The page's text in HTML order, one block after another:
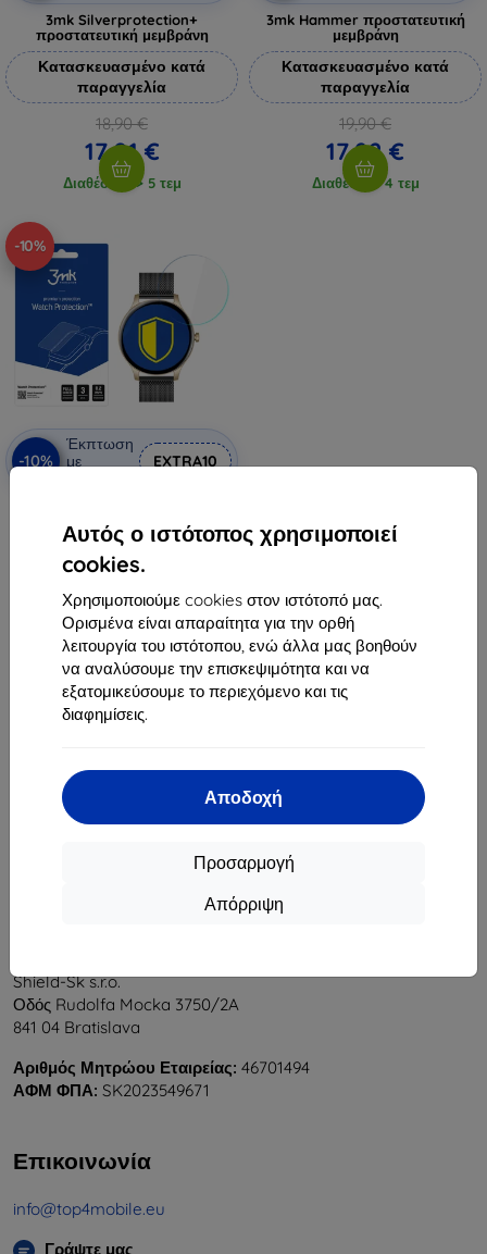
Αυτός ο ιστότοπος χρησιμοποιεί
cookies.
Χρησιμοποιούμε cookies στον ιστότοπό μας.
Ορισμένα είναι απαραίτητα για την ορθή
λειτουργία του ιστότοπου, ενώ άλλα μας βοηθούν
να αναλύσουμε την επισκεψιμότητα και να
εξατομικεύσουμε το περιεχόμενο και τις
διαφημίσεις.
Αποδοχή
Προσαρμογή
Απόρριψη
3mk Silverprotection+
προστατευτική μεμβράνη
Κατασκευασμένο κατά
παραγγελία
18,90 €
17,01 €
Διαθέσιμο > 5 τεμ
3mk Hammer προστατευτική
μεμβράνη
Κατασκευασμένο κατά
παραγγελία
19,90 €
17,92 €
Διαθέσιμο 4 τεμ
-10%
-10%
Έκπτωση
με
EXTRA10
ARC Garett Classy Watch
Fullscreen
10,90 €
Διαθέσιμο > 5 τεμ
1
Shield-Sk s.r.o.
Οδός Rudolfa Mocka 3750/2A
841 04 Bratislava
Αριθμός Μητρώου Εταιρείας: 46701494
ΑΦΜ ΦΠΑ: SK2023549671
Επικοινωνία
info@top4mobile.eu
Γράψτε μας